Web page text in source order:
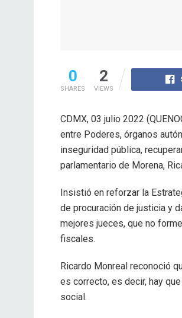
0
SHARES
2
VIEWS
CDMX, 03 julio 2022
entre Poderes, órganos
inseguridad pública,
parlamentario de Morena,
Insistió en reforzar la
de procuración de justicia y
mejores jueces, que no
fiscales.
Ricardo Monreal reconoció
es correcto, es decir, hay
social.